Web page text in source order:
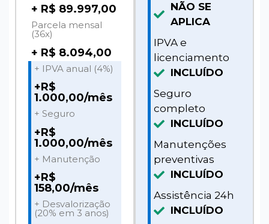
+ R$ 89.997,00
Parcela mensal
(36x)
+ R$ 8.094,00
+ IPVA anual (4%)
+R$
1.000,00/mês
+ Seguro
+R$
1.000,00/mês
+ Manutenção
+R$
158,00/mês
+ Desvalorização
(20% em 3 anos)
NÃO SE
APLICA
IPVA e
licenciamento
INCLUÍDO
Seguro
completo
INCLUÍDO
Manutenções
preventivas
INCLUÍDO
Assistência 24h
INCLUÍDO